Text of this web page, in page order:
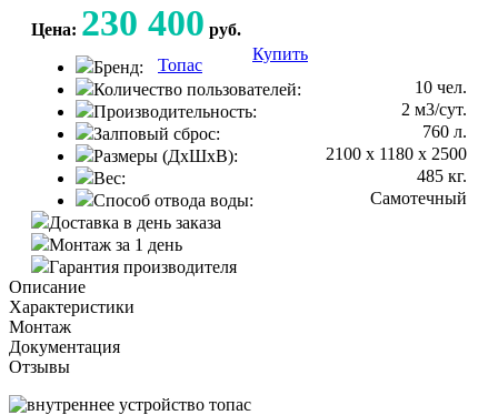
Цена: 230 400 руб.
Купить
Бренд:
Топас
Количество пользователей:
10 чел.
Производительность:
2 м3/сут.
Залповый сброс:
760 л.
Размеры (ДхШхВ):
2100 х 1180 х 2500
Вес:
485 кг.
Способ отвода воды:
Самотечный
Доставка в день заказа
Монтаж за 1 день
Гарантия производителя
Описание
Характеристики
Монтаж
Документация
Отзывы